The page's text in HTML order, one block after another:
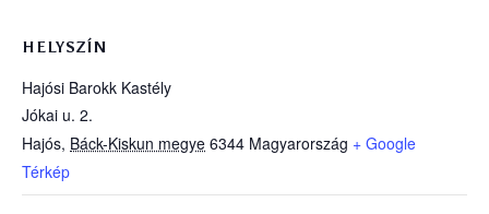
HELYSZÍN
Hajósi Barokk Kastély
Jókai u. 2.
Hajós, Báck-Kiskun megye 6344 Magyarország + Google
Térkép